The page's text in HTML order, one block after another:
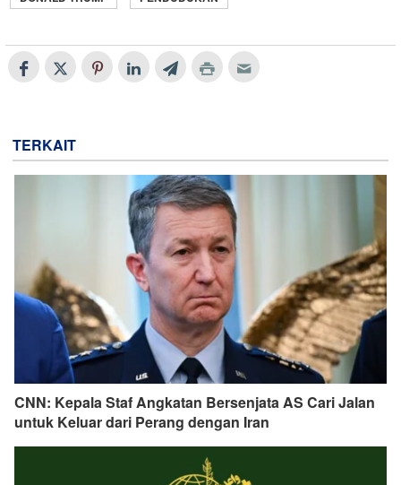
TERKAIT
CNN: Kepala Staf Angkatan Bersenjata AS Cari Jalan
untuk Keluar dari Perang dengan Iran